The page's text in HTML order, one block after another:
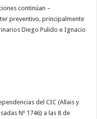
continúan –
preventivo, principalmente
Diego Pulido e Ignacio
del CIC (Allais y
Nº 1746) a las 8 de